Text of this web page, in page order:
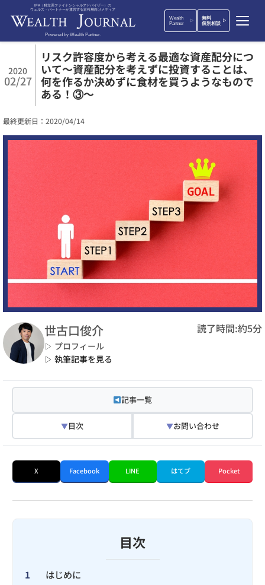
IFA（独立系ファイナンシャルアドバイザー）の
ウェルス・パートナーが運営する富裕層向けメディア
Powered by Wealth Partner.
Wealth
Partner
無料
個別相談
2020
02/27
リスク許容度から考える最適な資産配分につ
いて〜資産配分を考えずに投資することは、
何を作るか決めずに食材を買うようなもので
ある！③〜
最終更新日：2020/04/14
世古口俊介
▷ プロフィール
▷ 執筆記事を見る
読了時間:約5分
記事一覧
▼目次 ▼お問い合わせ
X Facebook LINE はてブ Pocket
目次
1
はじめに